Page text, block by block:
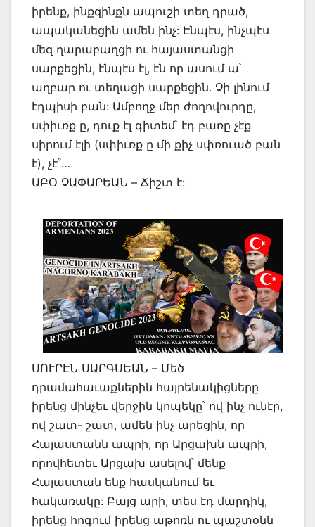
իրենք, ինքզինքն ապուշի տեղ դրած,
ապականեցին ամեն ինչ: Էնպէս, ինչպէս
մեզ ղարաբաղցի ու հայաստանցի
սարքեցին, էնպէս էլ, էն որ ասում ա՝
աղբար ու տեղացի սարքեցին. Չի լինում
էդպիսի բան: Ամբողջ մեր ժողովուրդը,
սփիւռք ը, դուք էլ գիտեմ՝ էդ բառը չէք
սիրում էլի (սփիւռք ը մի քիչ սփռուած բան
է), չէ˚…
ԱԲՕ ՉԱՓԱՐԵԱՆ – Ճիշտ է:
ՍՈՒՐԷՆ ՍԱՐԳՍԵԱՆ – Մեծ
դրամահաւաքներին հայրենակիցները
իրենց մինչեւ վերջին կոպեկը՝ ով ինչ ունէր,
ով շատ- շատ, ամեն ինչ արեցին, որ
Հայաստանն ապրի, որ Արցախն ապրի,
որովհետեւ Արցախ ասելով՝ մենք
Հայաստան ենք հասկանում եւ
հակառակը: Բայց արի, տես էդ մարդիկ,
իրենց հոգում իրենց աթոռն ու պաշտօնն